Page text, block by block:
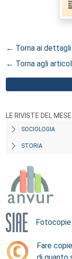
← Torna ai
← Torna agli
LE RIVISTE DEL MESE
SOCIOLOGIA
STORIA
Fare